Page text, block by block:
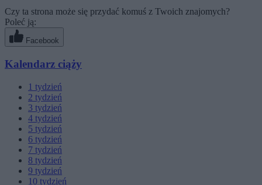
Czy ta strona może się przydać komuś z Twoich znajomych?
Poleć ją:
Facebook
Kalendarz ciąży
1 tydzień
2 tydzień
3 tydzień
4 tydzień
5 tydzień
6 tydzień
7 tydzień
8 tydzień
9 tydzień
10 tydzień